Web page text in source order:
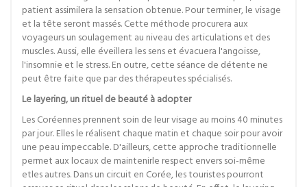
patient assimilera la sensation obtenue. Pour terminer, le visage
et la tête seront massés. Cette méthode procurera aux
voyageurs un soulagement au niveau des articulations et des
muscles. Aussi, elle éveillera les sens et évacuera l'angoisse,
l'insomnie et le stress. En outre, cette séance de détente ne
peut être faite que par des thérapeutes spécialisés.
Le layering, un rituel de beauté à adopter
Les Coréennes prennent soin de leur visage au moins 40 minutes
par jour. Elles le réalisent chaque matin et chaque soir pour avoir
une peau impeccable. D'ailleurs, cette approche traditionnelle
permet aux locaux de maintenirle respect envers soi-même
etles autres. Dans un circuit en Corée, les touristes pourront